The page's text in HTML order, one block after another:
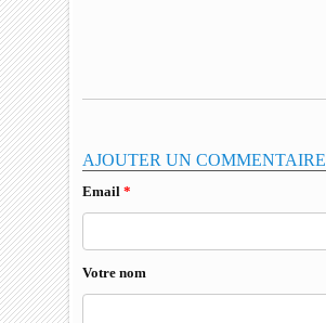
AJOUTER UN COMMENTAIRE
Email*
Votre nom